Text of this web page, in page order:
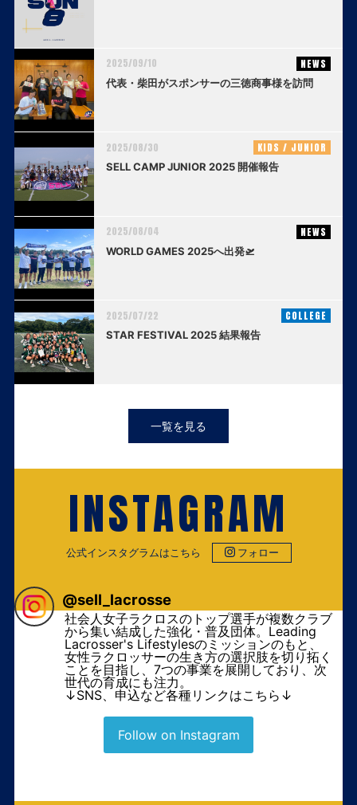
2025/09/10 NEWS
代表・柴田がスポンサーの三徳商事様を訪問
2025/08/30 KIDS / JUNIOR
SELL CAMP JUNIOR 2025 開催報告
2025/08/04 NEWS
WORLD GAMES 2025へ出発🛫
2025/07/22 COLLEGE
STAR FESTIVAL 2025 結果報告
一覧を見る
INSTAGRAM
公式インスタグラムはこちら フォロー
@sell_lacrosse
社会人女子ラクロスのトップ選手が複数クラブ
から集い結成した強化・普及団体。Leading
Lacrosser's Lifestylesのミッションのもと、
女性ラクロッサーの生き方の選択肢を切り拓く
ことを目指し、7つの事業を展開しており、次
世代の育成にも注力。
↓SNS、申込など各種リンクはこちら↓
Follow on Instagram